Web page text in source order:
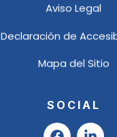
Aviso Legal
Declaración de
Mapa del Sitio
SOCIAL
F
L